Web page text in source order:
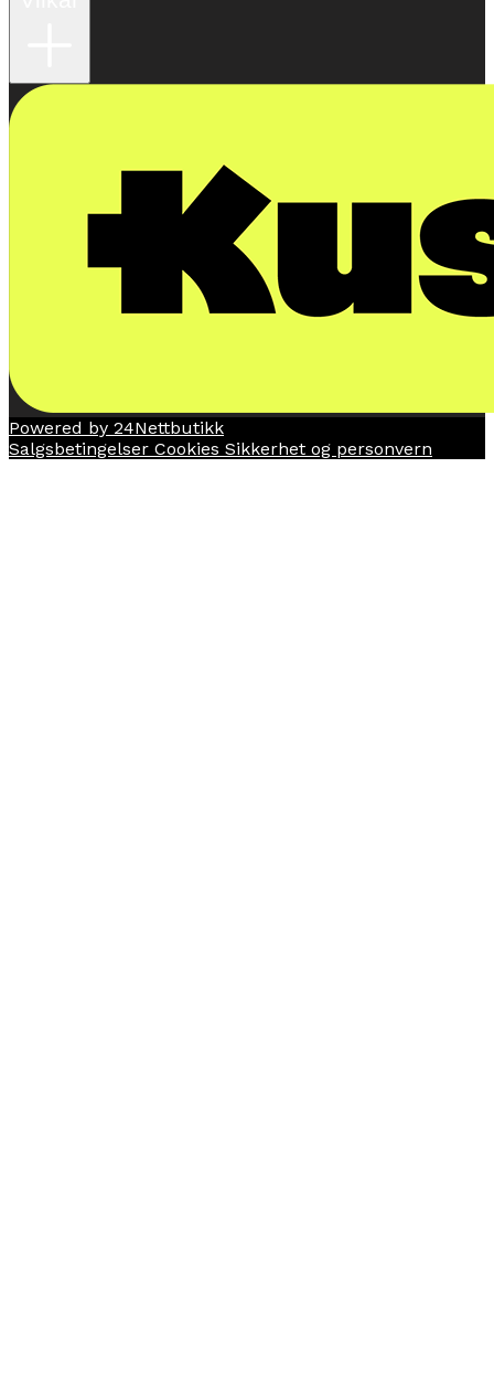
Powered by 24Nettbutikk
Salgsbetingelser Cookies Sikkerhet og personvern